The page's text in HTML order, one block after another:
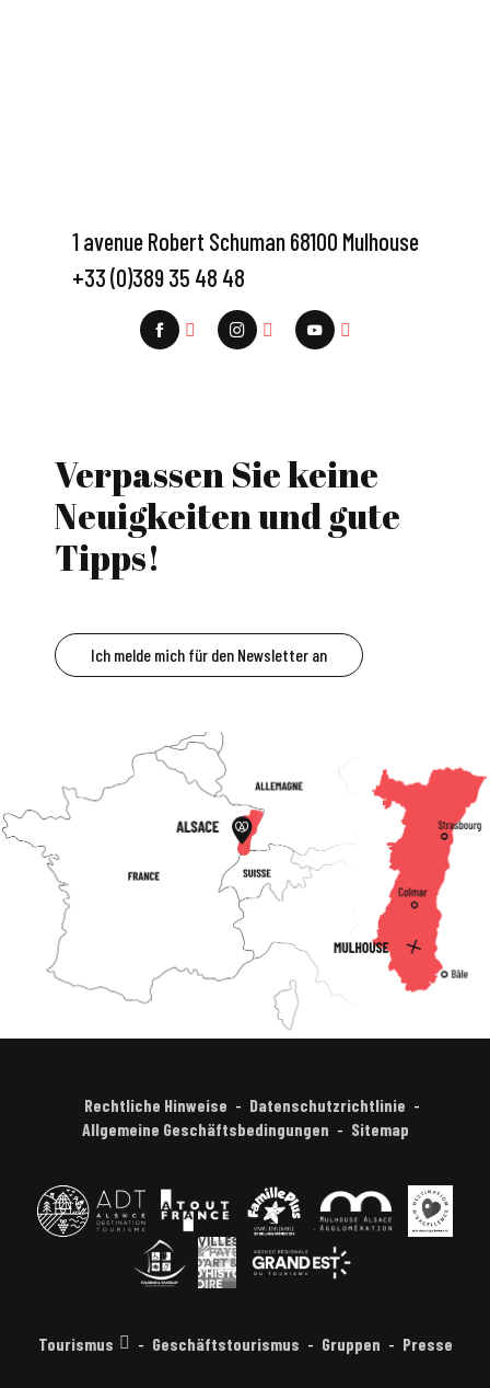
1 avenue Robert Schuman 68100 Mulhouse
+33 (0)389 35 48 48
Verpassen Sie keine
Neuigkeiten und gute
Tipps!
Ich melde mich für den Newsletter an
Rechtliche Hinweise
Datenschutzrichtlinie
Allgemeine Geschäftsbedingungen
Sitemap
Tourismus Geschäftstourismus Gruppen Presse